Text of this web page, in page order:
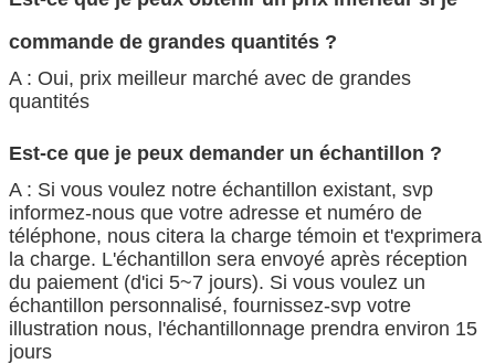
commande de grandes quantités ?
A : Oui, prix meilleur marché avec de grandes
quantités
Est-ce que je peux demander un échantillon ?
A : Si vous voulez notre échantillon existant, svp
informez-nous que votre adresse et numéro de
téléphone, nous citera la charge témoin et t'exprimera
la charge. L'échantillon sera envoyé après réception
du paiement (d'ici 5~7 jours). Si vous voulez un
échantillon personnalisé, fournissez-svp votre
illustration nous, l'échantillonnage prendra environ 15
jours